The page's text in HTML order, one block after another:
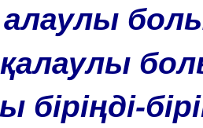
алаулы
біріңді-